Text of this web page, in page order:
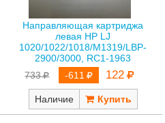
Направляющая картриджа
левая HP LJ
1020/1022/1018/M1319/LBP-
2900/3000, RC1-1963
733
-611 122
Наличие